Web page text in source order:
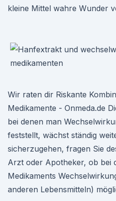
kleine Mittel wahre Wunder
Wir raten dir Riskante
Medikamente - Onmeda.de
bei denen man
feststellt, wächst ständig
sicherzugehen, fragen Sie
Arzt oder Apotheker, ob bei
Medikaments
anderen Lebensmitteln)